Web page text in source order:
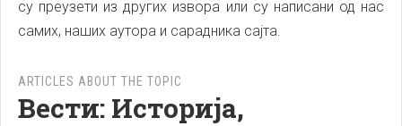
су преузети из других извора или су написани од нас
самих, наших аутора и сарадника сајта.
ARTICLES ABOUT THE TOPIC
Вести: Историја,